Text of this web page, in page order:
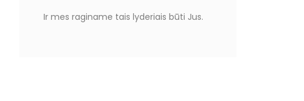
Ir mes raginame tais lyderiais būti Jus.